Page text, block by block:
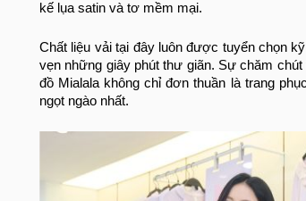
kế lụa satin và tơ mềm mại.
Chất liệu vải tại đây luôn được tuyển chọn
vẹn những giây phút thư giãn. Sự chăm
đồ Mialala không chỉ đơn thuần là trang
ngọt ngào nhất.